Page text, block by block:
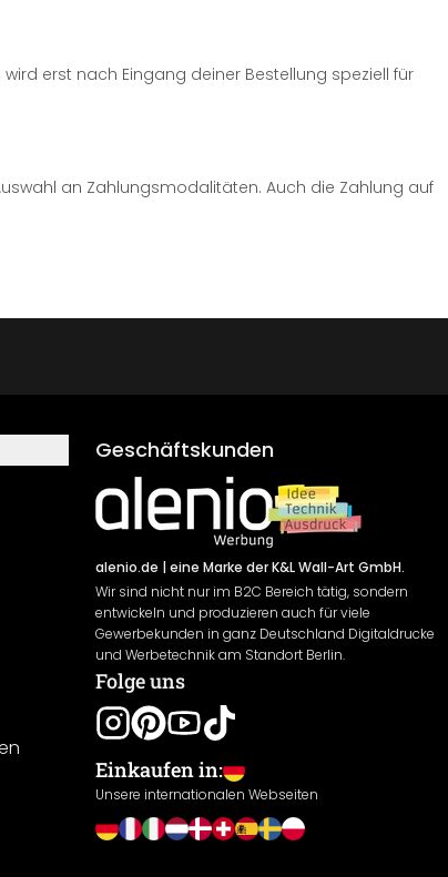
erst nach Eingang deiner Bestellung speziell für
an Zahlungsmodalitäten. Auch die Zahlung auf
Geschäftskunden
alenio.de | eine Marke der K&L Wall-Art GmbH.
Wir sind nicht nur im B2C Bereich tätig, sondern
entwickeln und produzieren auch für viele
Gewerbekunden in ganz Deutschland Digitaldrucke
und Werbetechnik am Standort Berlin.
Folge uns
Einkaufen in:
Unsere internationalen Webseiten